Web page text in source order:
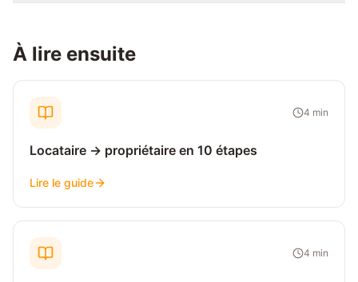
À lire ensuite
4 min
Locataire → propriétaire en 10 étapes
Lire le guide
4 min